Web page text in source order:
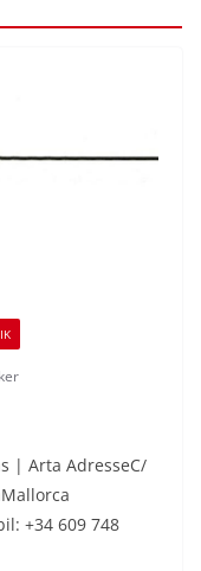
| Arta AdresseC/
+34 609 748